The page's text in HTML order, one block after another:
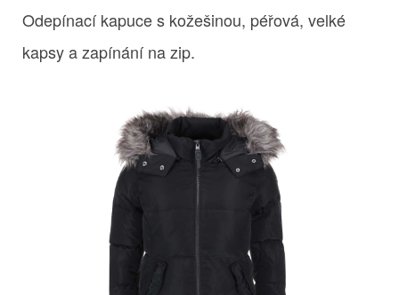
Odepínací kapuce s kožešinou, péřová, velké
kapsy a zapínání na zip.